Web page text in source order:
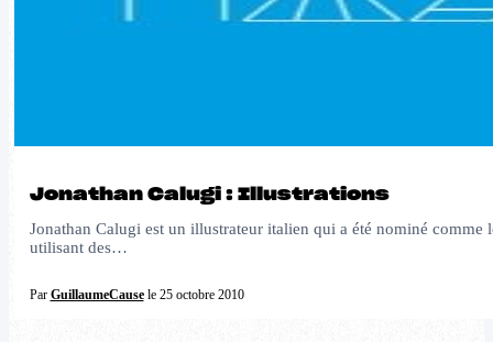
Jonathan Calugi : Illustrations
Jonathan Calugi est un illustrateur italien qui a été nominé
utilisant des…
Par GuillaumeCausele 25 octobre 2010